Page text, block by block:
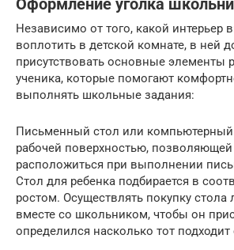
Оформление уголка
Независимо от того, какой интерьер
воплотить в детской комнате, в ней
присутствовать основные элементы
ученика, которые помогают
выполнять школьные задания:
Письменный стол или
рабочей поверхностью,
расположиться при выполнении
Стол для ребенка подбирается в
ростом. Осуществлять покупку стола
вместе со школьником, чтобы он
определился насколько тот подходит